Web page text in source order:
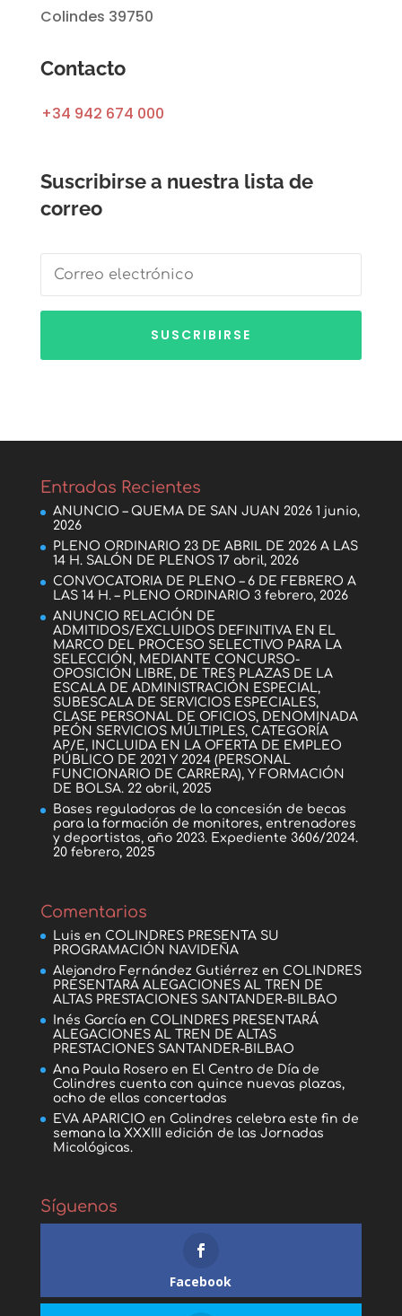
Colindes 39750
Contacto
+34 942 674 000
Suscribirse a nuestra lista de
correo
SUSCRIBIRSE
Entradas Recientes
ANUNCIO – QUEMA DE SAN JUAN 2026 1 junio,
2026
PLENO ORDINARIO 23 DE ABRIL DE 2026 A LAS
14 H. SALÓN DE PLENOS 17 abril, 2026
CONVOCATORIA DE PLENO – 6 DE FEBRERO A
LAS 14 H. – PLENO ORDINARIO 3 febrero, 2026
ANUNCIO RELACIÓN DE
ADMITIDOS/EXCLUIDOS DEFINITIVA EN EL
MARCO DEL PROCESO SELECTIVO PARA LA
SELECCIÓN, MEDIANTE CONCURSO-
OPOSICIÓN LIBRE, DE TRES PLAZAS DE LA
ESCALA DE ADMINISTRACIÓN ESPECIAL,
SUBESCALA DE SERVICIOS ESPECIALES,
CLASE PERSONAL DE OFICIOS, DENOMINADA
PEÓN SERVICIOS MÚLTIPLES, CATEGORÍA
AP/E, INCLUIDA EN LA OFERTA DE EMPLEO
PÚBLICO DE 2021 Y 2024 (PERSONAL
FUNCIONARIO DE CARRERA), Y FORMACIÓN
DE BOLSA. 22 abril, 2025
Bases reguladoras de la concesión de becas
para la formación de monitores, entrenadores
y deportistas, año 2023. Expediente 3606/2024.
20 febrero, 2025
Comentarios
Luis en COLINDRES PRESENTA SU
PROGRAMACIÓN NAVIDEÑA
Alejandro Fernández Gutiérrez en COLINDRES
PRESENTARÁ ALEGACIONES AL TREN DE
ALTAS PRESTACIONES SANTANDER-BILBAO
Inés Garcíaen COLINDRES PRESENTARÁ
ALEGACIONES AL TREN DE ALTAS
PRESTACIONES SANTANDER-BILBAO
Ana Paula Roseroen El Centro de Día de
Colindres cuenta con quince nuevas plazas,
ocho de ellas concertadas
EVA APARICIO en Colindres celebra este fin de
semana la XXXIII edición de las Jornadas
Micológicas.
Síguenos
Facebook